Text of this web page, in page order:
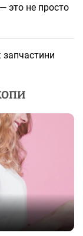
это не просто
запчастини